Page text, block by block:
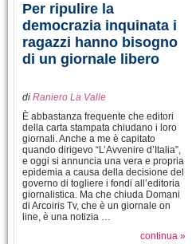
Per ripulire la
democrazia inquinata i
ragazzi hanno bisogno
di un giornale libero
di Raniero La Valle
È abbastanza frequente che editori
della carta stampata chiudano i loro
giornali. Anche a me è capitato
quando dirigevo “L’Avvenire d’Italia”,
e oggi si annuncia una vera e propria
epidemia a causa della decisione del
governo di togliere i fondi all’editoria
giornalistica. Ma che chiuda Domani
di Arcoiris Tv, che è un giornale on
line, è una notizia …
continua »